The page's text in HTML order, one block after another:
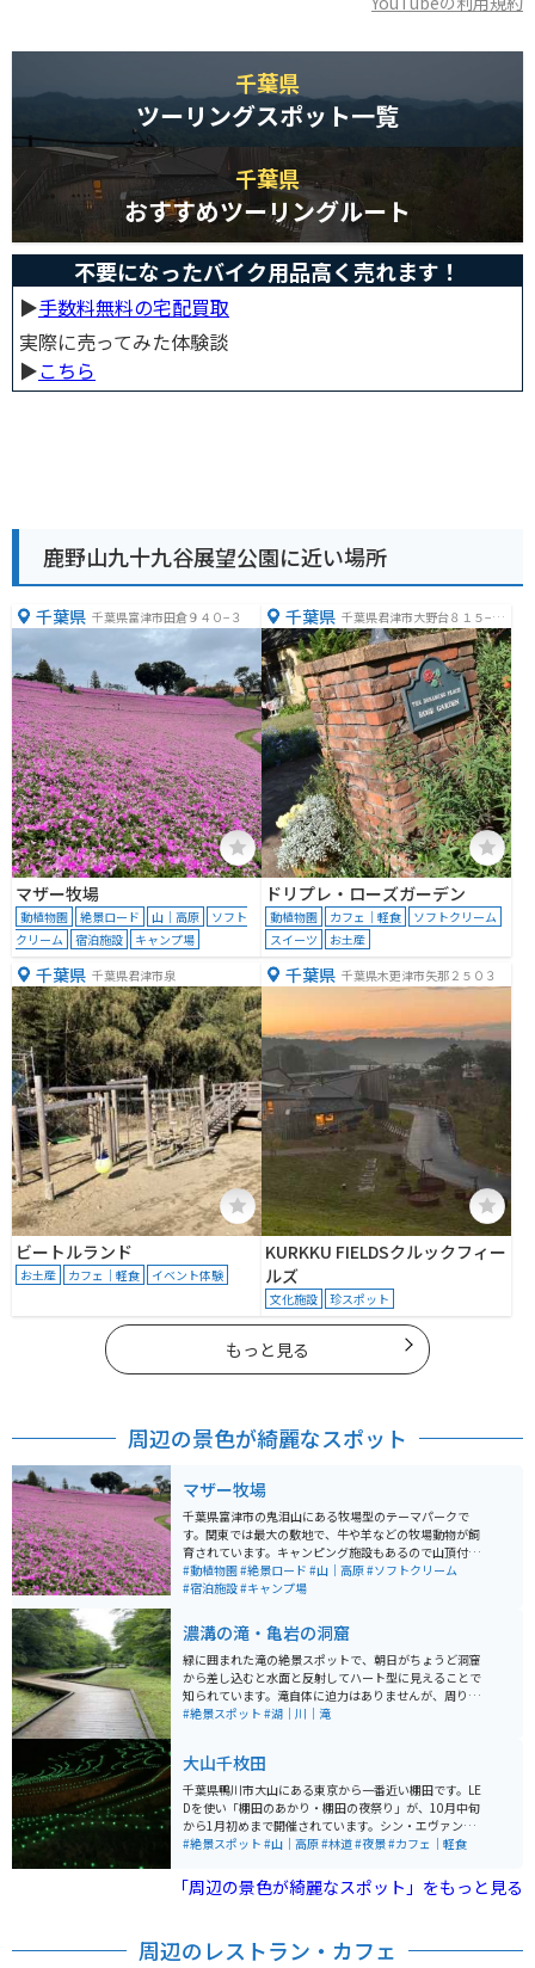
千葉県
ツーリングスポット一覧
千葉県
おすすめツーリングルート
不要になったバイク用品高く売れます！
▶︎手数料無料の宅配買取
実際に売ってみた体験談
▶︎こちら
鹿野山九十九谷展望公園に近い場所
千葉県 千葉県富津市田倉９４０−３
マザー牧場
動植物園 絶景ロード 山｜高原
ソフト
クリーム
宿泊施設 キャンプ場
千葉県 千葉県君津市大野台８１５−８
５
ドリプレ・ローズガーデン
動植物園 カフェ｜軽食
ソフトクリーム
スイーツ
お土産
千葉県 千葉県君津市泉
ビートルランド
お土産 カフェ｜軽食 イベント体験
千葉県 千葉県木更津市矢那２５０３
KURKKU FIELDSクルックフィー
ルズ
文化施設 珍スポット
もっと見る
周辺の景色が綺麗なスポット
マザー牧場
千葉県富津市の鬼泪山にある牧場型のテーマパークで
す。関東では最大の敷地で、牛や羊などの牧場動物が飼
育されています。キャンピング施設もあるので山頂付近
から望む景色を見ながらBBQなども楽しめます。山道を
登るので道中ツーリングにも最適です。
#動植物園#絶景ロード #山｜高原#ソフトクリーム
#宿泊施設#キャンプ場
濃溝の滝・亀岩の洞窟
緑に囲まれた滝の絶景スポットで、朝日がちょうど洞窟
から差し込むと水面と反射してハート型に見えることで
知られています。滝自体に迫力はありませんが、周りが
緑で囲まれており非常に落ち着いている場所です。岩を
木道があり、梅雨の時期はホタルが舞う姿を見ることが
できます。ホタルが楽しめる梅雨の時期だけではなく、
周辺にある亀山湖・亀山ダムは秋になると紅葉を楽しむ
ことができます。 駐車場があるので、車・バイクで行く
ことが可能で、君津ICまたは木更津ICで降りて房総スカ
#絶景スポット #湖｜川｜滝
大山千枚田
千葉県鴨川市大山にある東京から一番近い棚田です。LE
Dを使い「棚田のあかり・棚田の夜祭り」が、10月中旬
から1月初めまで開催されています。シン・エヴァンゲリ
オン劇場版で登場シーンのロケ地になりました。昼も綺
す。
#絶景スポット #山｜高原#林道#夜景#カフェ｜軽食
「周辺の景色が綺麗なスポット」をもっと見る
周辺のレストラン・カフェ